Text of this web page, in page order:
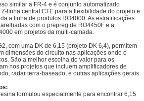
similar a FR-4 e é conjunto automatizado
linha central CTE para a flexibilidade do projeto e
a linha de produtos RO4000. As estratificações
com o prepreg de RO4450F e a
em projetos da multi-camada.
com uma DK de 6,15 (projeto DK 6,4), permitem
dimensões do circuito nas aplicações onde o
São a melhor escolha do valor para os
nos projetos que incluem amplificadores de
radar terra-baseado, e outras aplicações gerais
formulou especialmente para encontrar 6,15